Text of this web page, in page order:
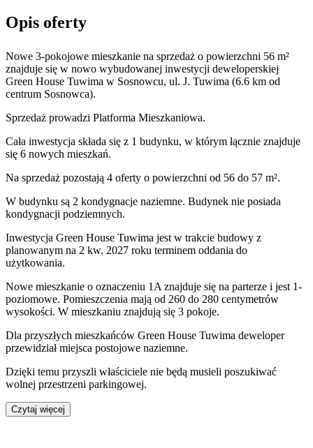
Opis oferty
Nowe 3-pokojowe mieszkanie na sprzedaż o powierzchni 56 m²
znajduje się w nowo wybudowanej inwestycji deweloperskiej
Green House Tuwima w Sosnowcu, ul. J. Tuwima (6.6 km od
centrum Sosnowca).
Sprzedaż prowadzi Platforma Mieszkaniowa.
Cała inwestycja składa się z 1 budynku, w którym łącznie znajduje
się 6 nowych mieszkań.
Na sprzedaż pozostają 4 oferty o powierzchni od 56 do 57 m².
W budynku są 2 kondygnacje naziemne. Budynek nie posiada
kondygnacji podziemnych.
Inwestycja Green House Tuwima jest w trakcie budowy z
planowanym na 2 kw. 2027 roku terminem oddania do
użytkowania.
Nowe mieszkanie o oznaczeniu 1A znajduje się na parterze i jest 1-
poziomowe. Pomieszczenia mają od 260 do 280 centymetrów
wysokości. W mieszkaniu znajdują się 3 pokoje.
Dla przyszłych mieszkańców Green House Tuwima deweloper
przewidziałmiejsca postojowe naziemne.
Dzięki temu przyszli właściciele nie będą musieli poszukiwać
wolnej przestrzeni parkingowej.
Czytaj więcej